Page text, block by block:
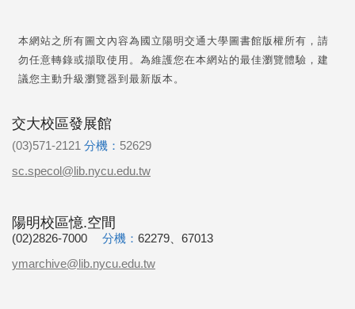
本網站之所有圖文內容為國立陽明交通大學圖書館版權所有，請
勿任意轉錄或擷取使用。為維護您在本網站的最佳瀏覽體驗，建
議您主動升級瀏覽器到最新版本。
交大校區發展館
(03)571-2121 分機： 52629
sc.specol@lib.nycu.edu.tw
陽明校區憶.空間
(02)2826-7000 分機： 62279、67013
ymarchive@lib.nycu.edu.tw